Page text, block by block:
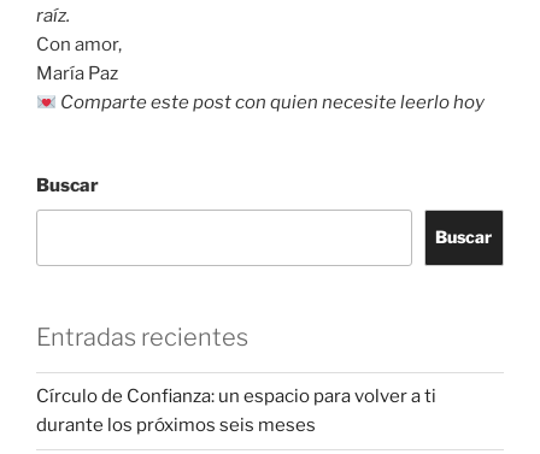
raíz.
Con amor,
María Paz
Comparte este post con quien necesite leerlo hoy
Buscar
Buscar
Entradas recientes
Círculo de Confianza: un espacio para volver a ti
durante los próximos seis meses